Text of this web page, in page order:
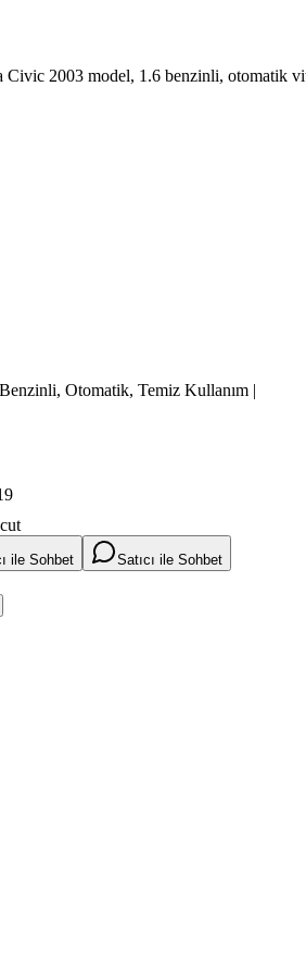
Civic 2003 model, 1.6 benzinli, otomatik
Otomatik, Temiz Kullanım |
ile Sohbet
Satıcı ile Sohbet